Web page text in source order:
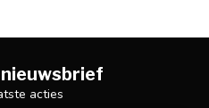
acties